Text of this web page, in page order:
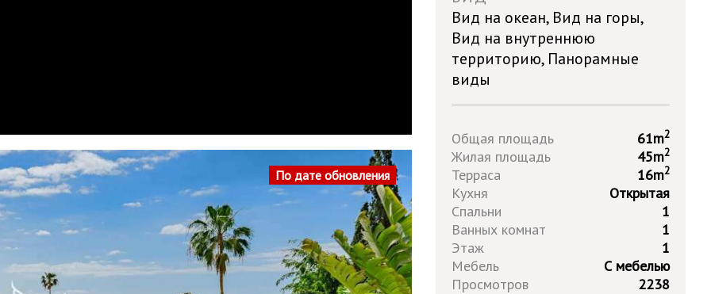
По дате обновления
Вид на океан, Вид на горы,
Вид на внутреннюю
территорию, Панорамные
виды
Общая площадь 61m2
Жилая площадь 45m2
Терраса 16m2
Кухня
Открытая
Спальни
1
Ванных комнат
1
Этаж
1
Мебель
С мебелью
Просмотров
2238